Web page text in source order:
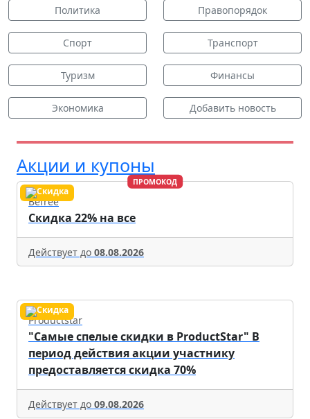
Политика Правопорядок
Спорт Транспорт
Туризм Финансы
Экономика Добавить новость
Акции и купоны
ПРОМОКОД
Befree
Скидка 22% на все
Действует до 08.08.2026
Productstar
"Самые спелые скидки в ProductStar" В
период действия акции участнику
предоставляется скидка 70%
Действует до 09.08.2026